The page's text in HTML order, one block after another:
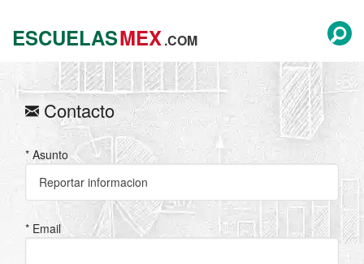
ESCUELASMEX.COM
Contacto
* Asunto
* Email